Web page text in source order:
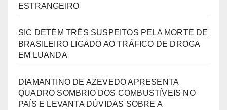
ESTRANGEIRO
SIC DETÉM TRÊS SUSPEITOS PELA MORTE DE
BRASILEIRO LIGADO AO TRÁFICO DE DROGA
EM LUANDA
DIAMANTINO DE AZEVEDO APRESENTA
QUADRO SOMBRIO DOS COMBUSTÍVEIS NO
PAÍS E LEVANTA DÚVIDAS SOBRE A